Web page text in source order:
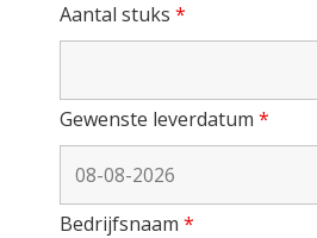
Aantal stuks *
Gewenste leverdatum *
Bedrijfsnaam *